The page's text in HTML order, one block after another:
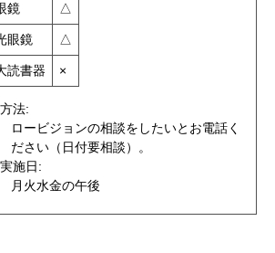
鏡 △
眼鏡 △
読書器 ×
法:
ロービジョンの相談をしたいとお電話く
ださい（日付要相談）。
施日:
月火水金の午後